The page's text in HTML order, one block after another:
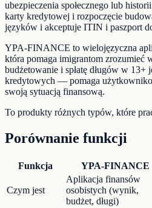
ubezpieczenia społecznego lub
karty kredytowej i rozpoczęcie
języków i akceptuje ITIN i paszport
YPA-FINANCE to wielojęzyczna
która pomaga imigrantom zrozumieć
budżetowanie i spłatę długów w
kredytowych — pomaga
swoją sytuacją finansową.
To produkty różnych typów, które
Porównanie funkcji
Funkcja YPA-FINANCE
Czym jest
Aplikacja finansów
osobistych (wynik,
budżet, długi)